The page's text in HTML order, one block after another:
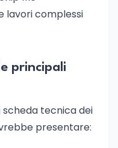
lavori complessi
principali
tecnica dei
presentare: